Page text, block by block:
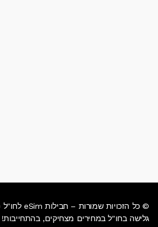
גלישה בחו"ל במחירים מצחיקים, בהתחייבות!